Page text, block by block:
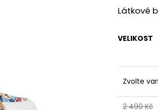
z
5
Látkové
VELIKOST
Zvolte
2 490 Kč
BAREFOOT S PAMĚŤOVOU